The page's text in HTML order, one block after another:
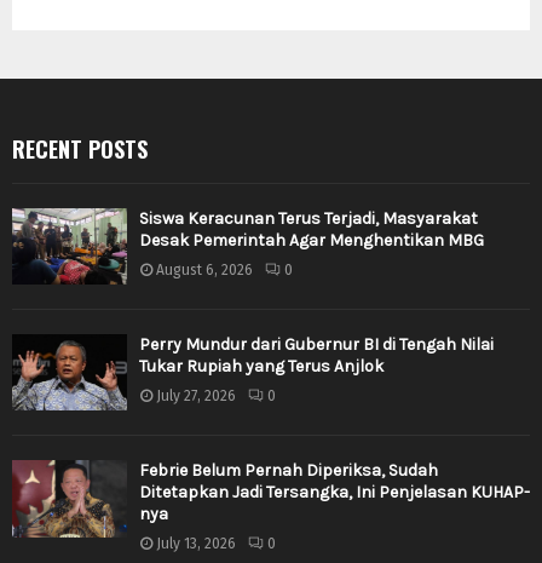
RECENT POSTS
Siswa Keracunan Terus Terjadi, Masyarakat
Desak Pemerintah Agar Menghentikan MBG
August 6, 2026 0
Perry Mundur dari Gubernur BI di Tengah Nilai
Tukar Rupiah yang Terus Anjlok
July 27, 2026 0
Febrie Belum Pernah Diperiksa, Sudah
Ditetapkan Jadi Tersangka, Ini Penjelasan KUHAP-
nya
July 13, 2026 0